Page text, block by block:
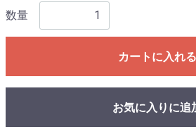
数量
カートに入れる
お気に入りに追